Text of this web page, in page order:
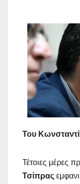
Του
Τέτοιες μέρες
Τσίπρας